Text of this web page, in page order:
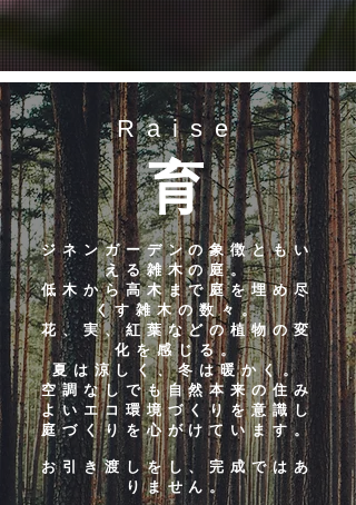
Raise
育
​ジネンガーデンの象徴ともい
える雑木の庭。
低木から高木まで庭を埋め尽
くす雑木の数々。
花、実、紅葉などの植物の変
化を感じる。
​夏は涼しく、冬は暖かく。
​空調なしでも自然本来の住み
よいエコ環境づくりを意識し
庭づくりを心がけています。
お引き渡しをし、完成ではあ
りません。